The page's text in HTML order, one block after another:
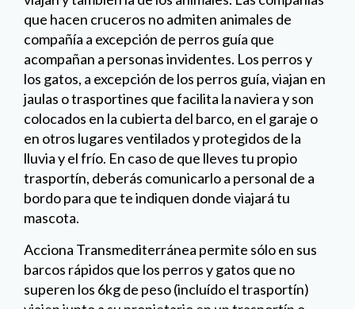
que hacen cruceros no admiten animales de
compañía a excepción de perros guía que
acompañan a personas invidentes. Los perros y
los gatos, a excepción de los perros guía, viajan en
jaulas o trasportines que facilita la naviera y son
colocados en la cubierta del barco, en el garaje o
en otros lugares ventilados y protegidos de la
lluvia y el frío. En caso de que lleves tu propio
trasportín, deberás comunicarlo a personal de a
bordo para que te indiquen donde viajará tu
mascota.
Acciona Transmediterránea permite sólo en sus
barcos rápidos que los perros y gatos que no
superen los 6kg de peso (incluído el trasportín)